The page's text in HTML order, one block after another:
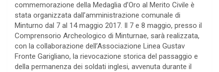
commemorazione della Medaglia d’Oro al Merito Civile è
stata organizzata dall’amministrazione comunale di
Minturno dal 7 al 14 maggio 2017. Il 7 e 8 maggio, presso il
Comprensorio Archeologico di Minturnae, sarà realizzata,
con la collaborazione dell’Associazione Linea Gustav
Fronte Garigliano, la rievocazione storica del passaggio e
della permanenza dei soldati inglesi, avvenuta durante il